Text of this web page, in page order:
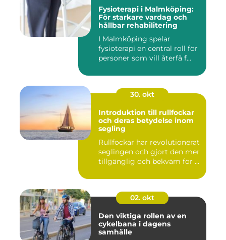
Fysioterapi i Malmköping:
För starkare vardag och
hållbar rehabilitering
I Malmköping spelar
fysioterapi en central roll för
personer som vill återfå f...
30. okt
Introduktion till rullfockar
och deras betydelse inom
segling
Rullfockar har revolutionerat
seglingen och gjort den mer
tillgänglig och bekväm för ...
02. okt
Den viktiga rollen av en
cykelbana i dagens
samhälle